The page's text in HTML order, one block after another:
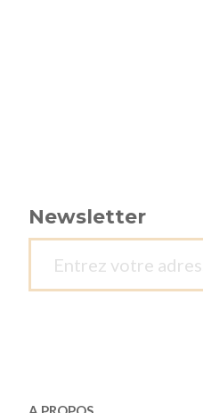
Newsletter